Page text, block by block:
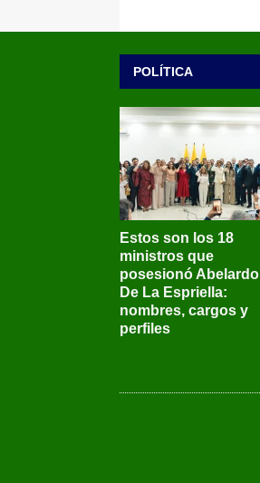
POLÍTICA
Estos son los 18
ministros que
posesionó Abelardo
De La Espriella:
nombres, cargos y
perfiles